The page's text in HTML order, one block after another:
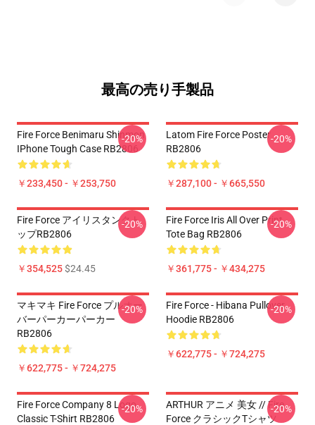
最高の売り手製品
Fire Force Benimaru Shinmon
IPhone Tough Case RB2806
￥233,450 - ￥253,750
-20%
Latom Fire Force Poster
RB2806
￥287,100 - ￥665,550
-20%
Fire Force アイリスタンクト
ップRB2806
￥354,525$24.45
-20%
Fire Force Iris All Over Print
Tote Bag RB2806
￥361,775 - ￥434,275
-20%
マキマキ Fire Force プルオー
バーパーカーパーカー
RB2806
￥622,775 - ￥724,275
-20%
Fire Force - Hibana Pullover
Hoodie RB2806
￥622,775 - ￥724,275
-20%
Fire Force Company 8 Logo
Classic T-Shirt RB2806
-20%
ARTHUR アニメ 美女 // Fire
Force クラシックTシャツ
-20%